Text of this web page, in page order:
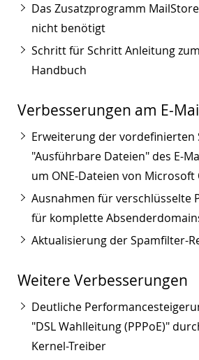
Das Zusatzprogramm
nicht benötigt
Schritt für Schritt Anleitung
Handbuch
Verbesserungen am E-
Erweiterung der vordefinierten
"Ausführbare Dateien" des E-
um ONE-Dateien von Microsoft
Ausnahmen für verschlüsselte
für komplette
Aktualisierung der Spamfilter-
Weitere Verbesserungen
Deutliche
"DSL Wahlleitung (PPPoE)"
Kernel-Treiber